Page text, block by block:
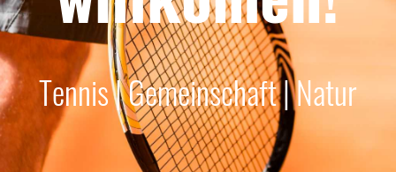
Tennis | Gemeinschaft | Natur